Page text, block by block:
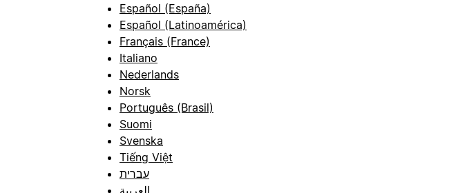
Español (España)
Español (Latinoamérica)
Français (France)
Italiano
Nederlands
Norsk
Português (Brasil)
Suomi
Svenska
Tiếng Việt
עברית
العربية